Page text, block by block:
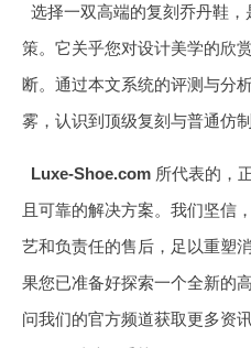
选择一双高端的复刻乔丹鞋
策。它关乎您对设计美学的欣
断。通过本文系统的评测与分
雾，认识到顶级复刻与普通仿
Luxe-Shoe.com所代表的，
且可靠的解决方案。我们坚信
艺和负责任的售后，足以重塑
果您已准备好探索一个全新的
问我们的官方频道获取更多资